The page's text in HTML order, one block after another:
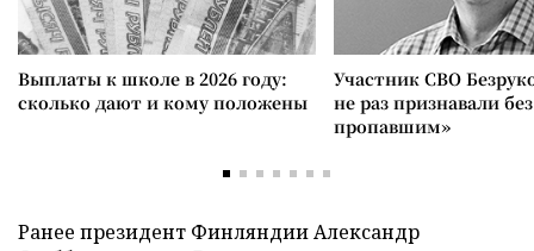
Выплаты к школе в 2026 году:
сколько дают и кому положены
Участник СВО
не раз признавали
пропавшим»
Ранее президент Финляндии Александр